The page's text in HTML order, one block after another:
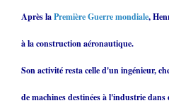
Après laPremière Guerre mondiale,
à la construction aéronautique.
Son activité resta celle d'un ingénieur,
de machines destinées à l'industrie